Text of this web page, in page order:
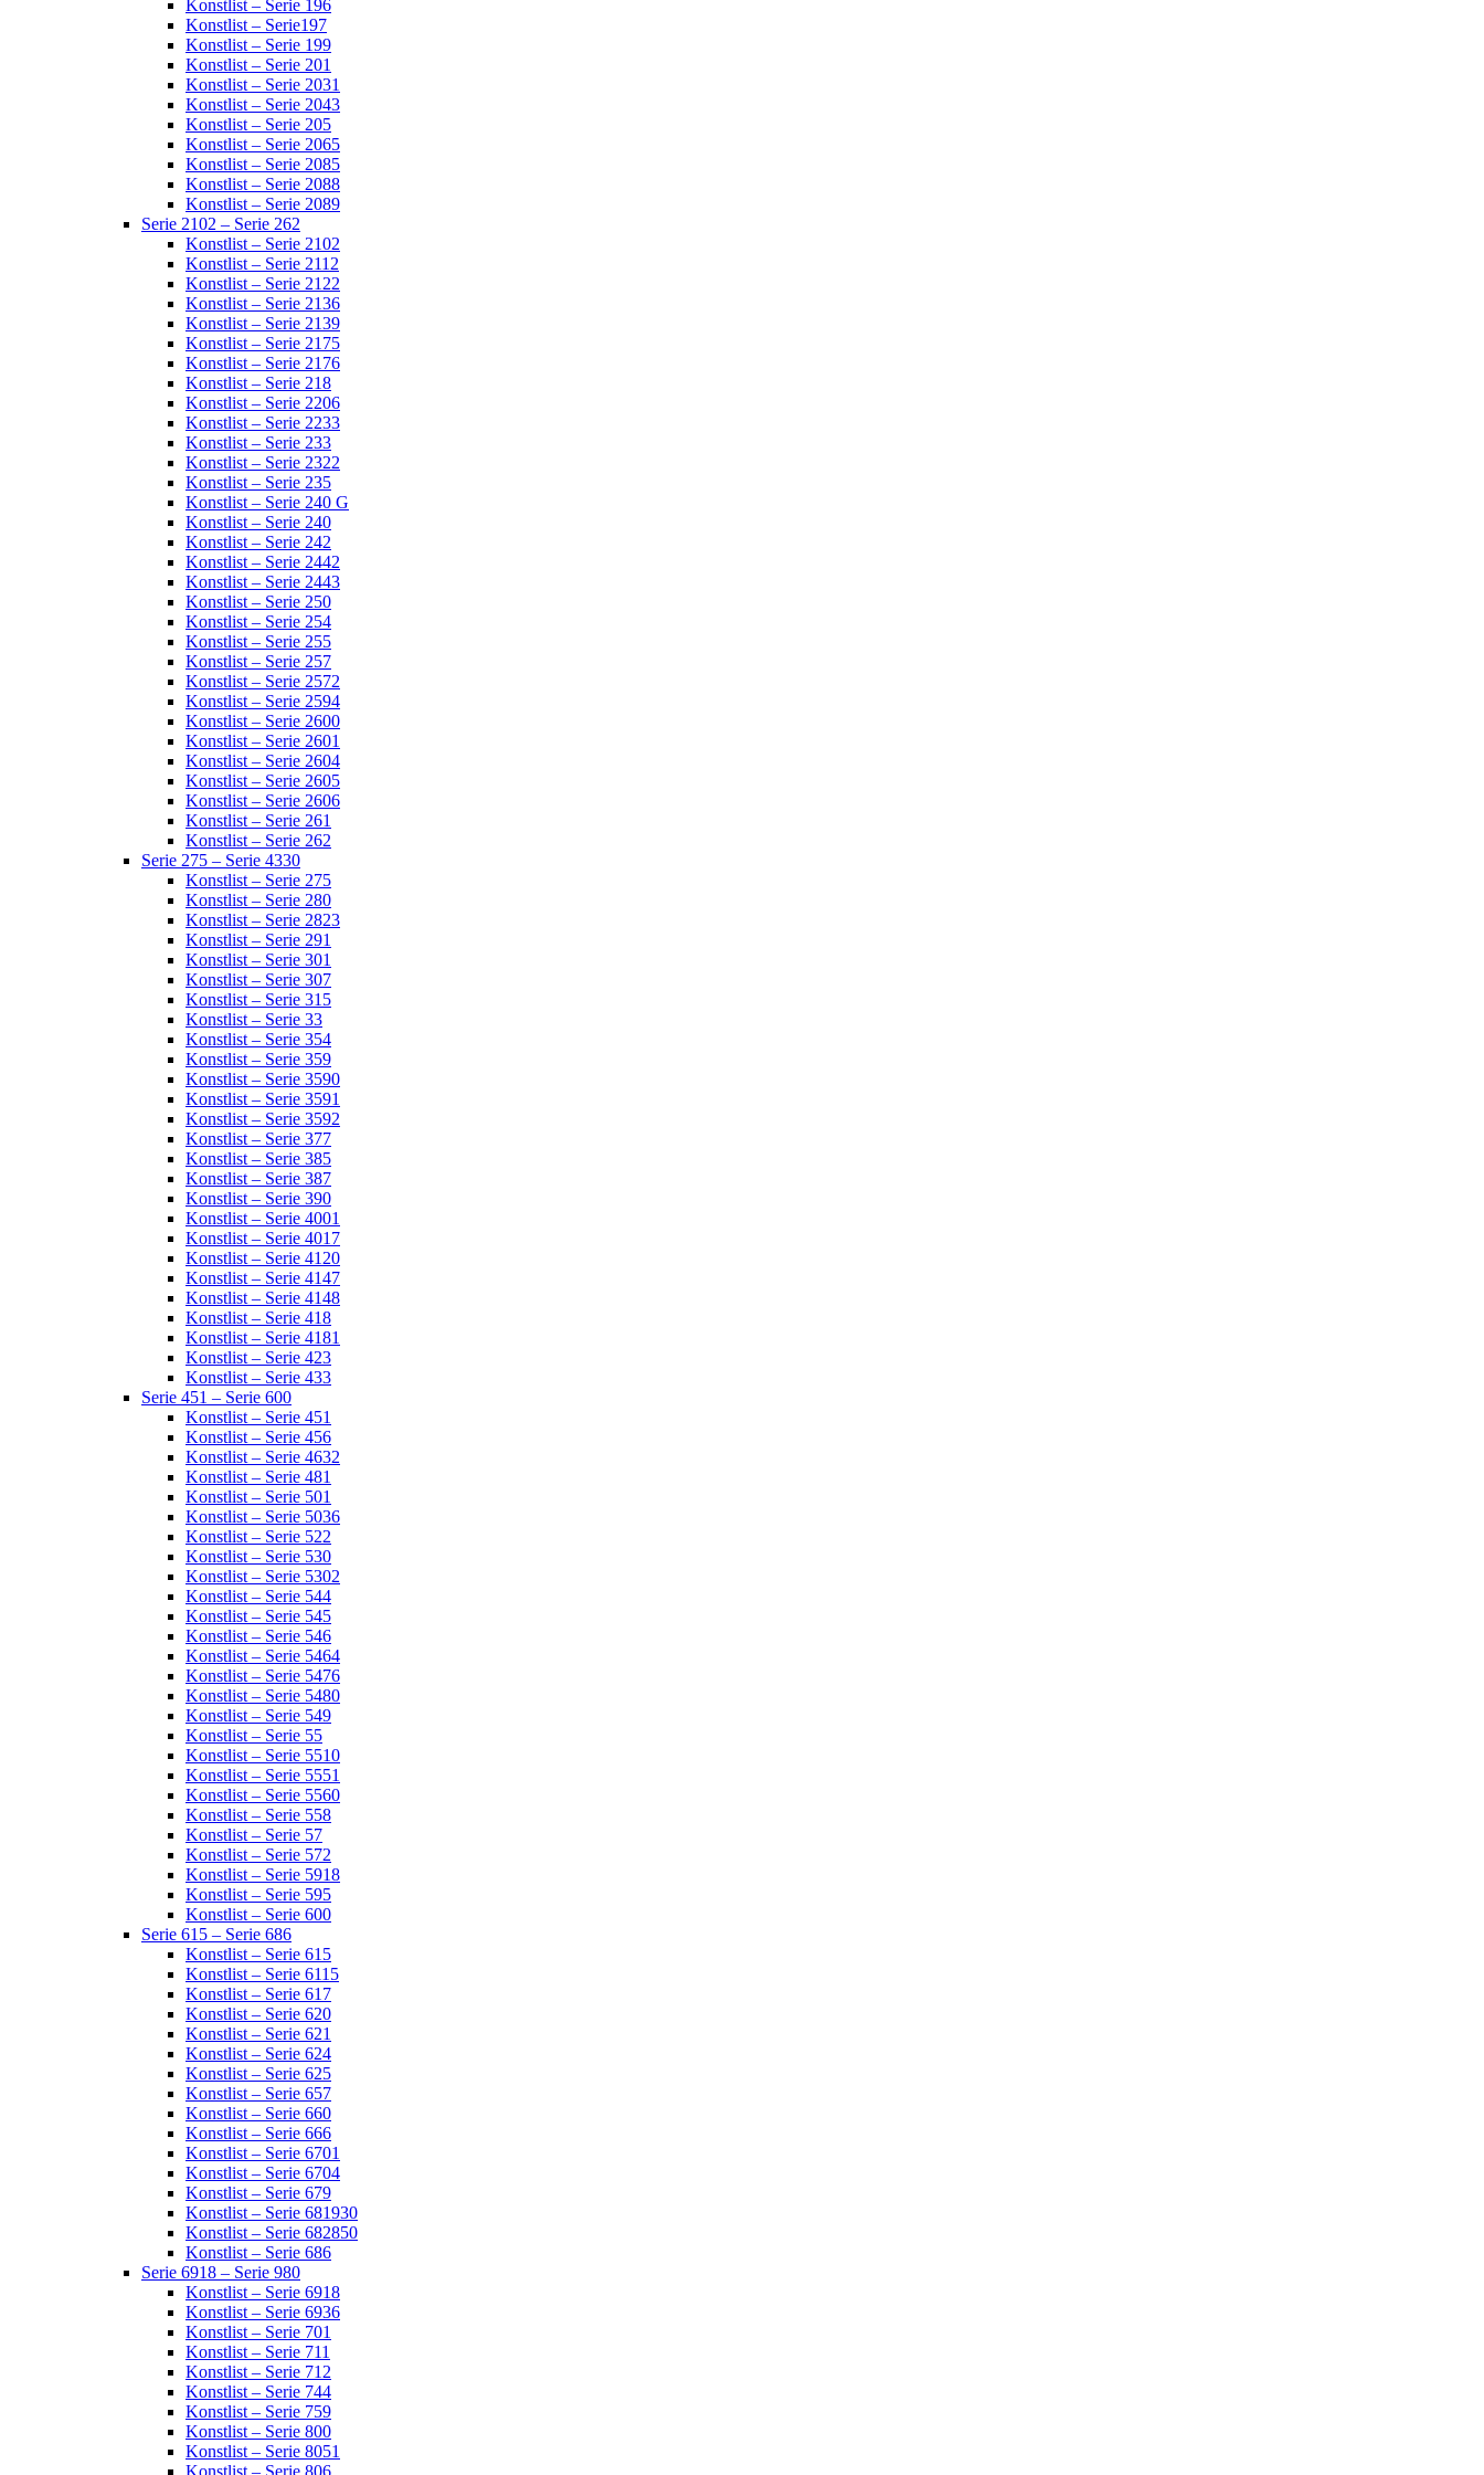
Konstlist – Serie 196
Konstlist – Serie197
Konstlist – Serie 199
Konstlist – Serie 201
Konstlist – Serie 2031
Konstlist – Serie 2043
Konstlist – Serie 205
Konstlist – Serie 2065
Konstlist – Serie 2085
Konstlist – Serie 2088
Konstlist – Serie 2089
Serie 2102 – Serie 262
Konstlist – Serie 2102
Konstlist – Serie 2112
Konstlist – Serie 2122
Konstlist – Serie 2136
Konstlist – Serie 2139
Konstlist – Serie 2175
Konstlist – Serie 2176
Konstlist – Serie 218
Konstlist – Serie 2206
Konstlist – Serie 2233
Konstlist – Serie 233
Konstlist – Serie 2322
Konstlist – Serie 235
Konstlist – Serie 240 G
Konstlist – Serie 240
Konstlist – Serie 242
Konstlist – Serie 2442
Konstlist – Serie 2443
Konstlist – Serie 250
Konstlist – Serie 254
Konstlist – Serie 255
Konstlist – Serie 257
Konstlist – Serie 2572
Konstlist – Serie 2594
Konstlist – Serie 2600
Konstlist – Serie 2601
Konstlist – Serie 2604
Konstlist – Serie 2605
Konstlist – Serie 2606
Konstlist – Serie 261
Konstlist – Serie 262
Serie 275 – Serie 4330
Konstlist – Serie 275
Konstlist – Serie 280
Konstlist – Serie 2823
Konstlist – Serie 291
Konstlist – Serie 301
Konstlist – Serie 307
Konstlist – Serie 315
Konstlist – Serie 33
Konstlist – Serie 354
Konstlist – Serie 359
Konstlist – Serie 3590
Konstlist – Serie 3591
Konstlist – Serie 3592
Konstlist – Serie 377
Konstlist – Serie 385
Konstlist – Serie 387
Konstlist – Serie 390
Konstlist – Serie 4001
Konstlist – Serie 4017
Konstlist – Serie 4120
Konstlist – Serie 4147
Konstlist – Serie 4148
Konstlist – Serie 418
Konstlist – Serie 4181
Konstlist – Serie 423
Konstlist – Serie 433
Serie 451 – Serie 600
Konstlist – Serie 451
Konstlist – Serie 456
Konstlist – Serie 4632
Konstlist – Serie 481
Konstlist – Serie 501
Konstlist – Serie 5036
Konstlist – Serie 522
Konstlist – Serie 530
Konstlist – Serie 5302
Konstlist – Serie 544
Konstlist – Serie 545
Konstlist – Serie 546
Konstlist – Serie 5464
Konstlist – Serie 5476
Konstlist – Serie 5480
Konstlist – Serie 549
Konstlist – Serie 55
Konstlist – Serie 5510
Konstlist – Serie 5551
Konstlist – Serie 5560
Konstlist – Serie 558
Konstlist – Serie 57
Konstlist – Serie 572
Konstlist – Serie 5918
Konstlist – Serie 595
Konstlist – Serie 600
Serie 615 – Serie 686
Konstlist – Serie 615
Konstlist – Serie 6115
Konstlist – Serie 617
Konstlist – Serie 620
Konstlist – Serie 621
Konstlist – Serie 624
Konstlist – Serie 625
Konstlist – Serie 657
Konstlist – Serie 660
Konstlist – Serie 666
Konstlist – Serie 6701
Konstlist – Serie 6704
Konstlist – Serie 679
Konstlist – Serie 681930
Konstlist – Serie 682850
Konstlist – Serie 686
Serie 6918 – Serie 980
Konstlist – Serie 6918
Konstlist – Serie 6936
Konstlist – Serie 701
Konstlist – Serie 711
Konstlist – Serie 712
Konstlist – Serie 744
Konstlist – Serie 759
Konstlist – Serie 800
Konstlist – Serie 8051
Konstlist – Serie 806